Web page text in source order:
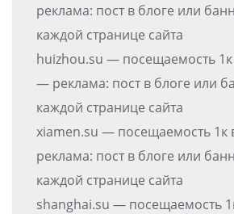
реклама: пост в блоге или
каждой странице сайта
huizhou.su — посещаемость
— реклама: пост в блоге или
каждой странице сайта
xiamen.su — посещаемость
реклама: пост в блоге или
каждой странице сайта
shanghai.su — посещаемость